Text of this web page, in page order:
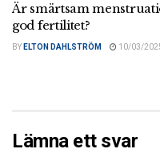
Är smärtsam
god fertilitet?
BY ELTON DAHLSTRÖM 10/03/
Lämna ett svar